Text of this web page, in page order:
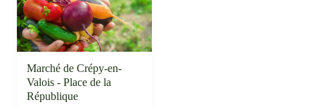
Marché de Crépy-en-
Valois - Place de la
République